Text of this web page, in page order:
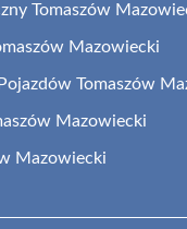
Tomaszów
Mazowiecki
Tomaszów
Mazowiecki
Mazowiecki